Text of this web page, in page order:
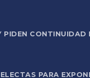
PARA